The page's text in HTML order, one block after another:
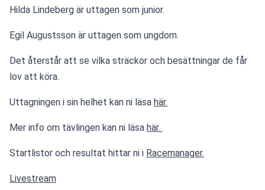
Hilda Lindeberg är uttagen som junior.
Egil Augustsson är uttagen som ungdom.
Det återstår att se vilka sträckor och besättningar de får
lov att köra.
Uttagningen i sin helhet kan ni läsa här.
Mer info om tävlingen kan ni läsa här.
Startlistor och resultat hittar ni i Racemanager.
Livestream